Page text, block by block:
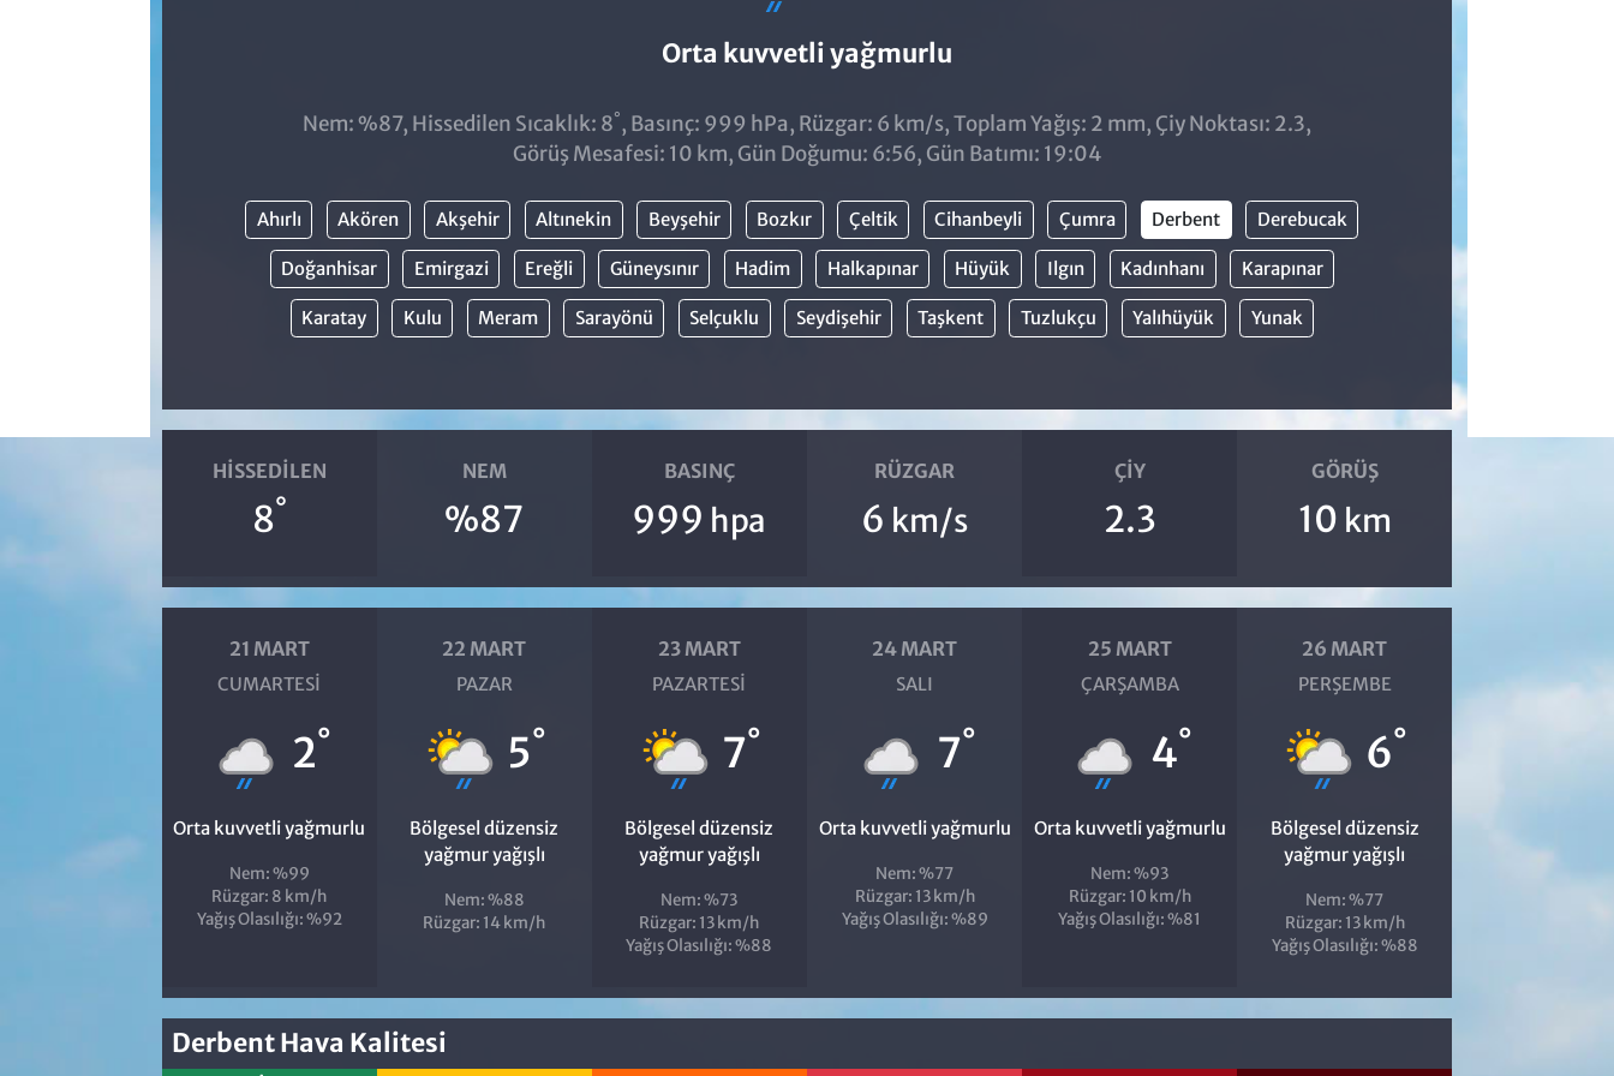
Orta kuvvetli yağmurlu
Nem: %87, Hissedilen Sıcaklık: 8°, Basınç: 999 hPa, Rüzgar: 6 km/s, Toplam Yağış: 2 mm, Çiy Noktası: 2.3,
Görüş Mesafesi: 10 km, Gün Doğumu: 6:56, Gün Batımı: 19:04
Ahırlı Akören Akşehir Altınekin Beyşehir Bozkır Çeltik Cihanbeyli Çumra Derbent Derebucak
Doğanhisar Emirgazi Ereğli Güneysınır Hadim Halkapınar Hüyük Ilgın Kadınhanı Karapınar
Karatay Kulu Meram Sarayönü Selçuklu Seydişehir Taşkent Tuzlukçu Yalıhüyük Yunak
HISSEDILEN
8°
NEM
%87
BASINÇ
999 hpa
RÜZGAR
6 km/s
ÇIY
2.3
GÖRÜŞ
10 km
21 MART
CUMARTESI
2°
Orta kuvvetli yağmurlu
Nem: %99
Rüzgar: 8 km/h
Yağış Olasılığı: %92
22 MART
PAZAR
5°
Bölgesel düzensiz
yağmur yağışlı
Nem: %88
Rüzgar: 14 km/h
23 MART
PAZARTESI
7°
Bölgesel düzensiz
yağmur yağışlı
Nem: %73
Rüzgar: 13 km/h
Yağış Olasılığı: %88
24 MART
SALI
7°
Orta kuvvetli yağmurlu
Nem: %77
Rüzgar: 13 km/h
Yağış Olasılığı: %89
25 MART
ÇARŞAMBA
4°
Orta kuvvetli yağmurlu
Nem: %93
Rüzgar: 10 km/h
Yağış Olasılığı: %81
26 MART
PERŞEMBE
6°
Bölgesel düzensiz
yağmur yağışlı
Nem: %77
Rüzgar: 13 km/h
Yağış Olasılığı: %88
Derbent Hava Kalitesi